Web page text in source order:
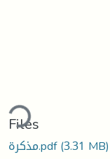
Files
مذكرة.pdf(3.31 MB)